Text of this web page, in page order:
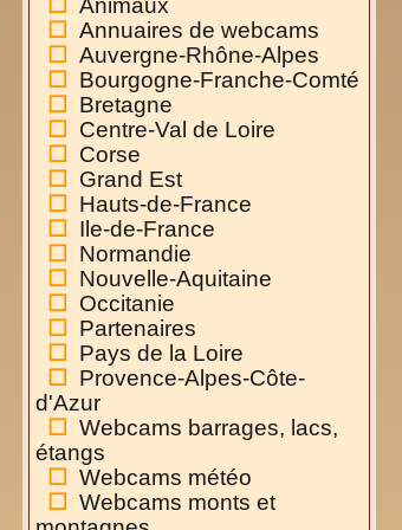
Animaux
Annuaires de webcams
Auvergne-Rhône-Alpes
Bourgogne-Franche-Comté
Bretagne
Centre-Val de Loire
Corse
Grand Est
Hauts-de-France
Ile-de-France
Normandie
Nouvelle-Aquitaine
Occitanie
Partenaires
Pays de la Loire
Provence-Alpes-Côte-
d'Azur
Webcams barrages, lacs,
étangs
Webcams météo
Webcams monts et